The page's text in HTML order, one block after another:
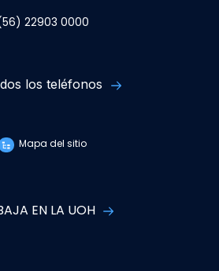
22903 0000
los teléfonos
Mapa del sitio
EN LA UOH